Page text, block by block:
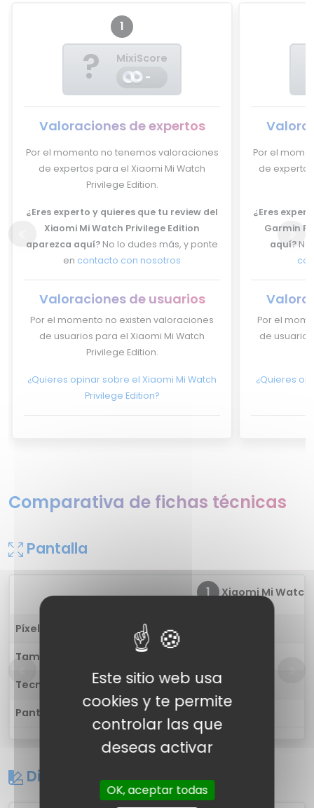
1
?
MixiScore
-
Valoraciones de expertos
Por el momento no tenemos valoraciones
de expertos para el Xiaomi Mi Watch
Privilege Edition.
¿Eres experto y quieres que tu review del
Xiaomi Mi Watch Privilege Edition
aparezca aquí? No lo dudes más, y ponte
en contacto con nosotros
Valoraciones de usuarios
Por el momento no existen valoraciones
de usuarios para el Xiaomi Mi Watch
Privilege Edition.
¿Quieres opinar sobre el Xiaomi Mi Watch
Privilege Edition?
Por el
de
¿Eres
Garmin
aquí?No
Por el
de usuarios
¿Quieres
Comparativa de fichas técnicas
Pantalla
1 Xiaomi Mi Watch
Píxel por pulgada
Tamaño
Tecnología
Color AMOLED
Pantalla táctil
Diseño
Este sitio web usa
cookies y te permite
controlar las que
deseas activar
OK, aceptar todas